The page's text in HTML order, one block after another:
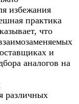
избежания
практика
что
и
аналогов на
различных